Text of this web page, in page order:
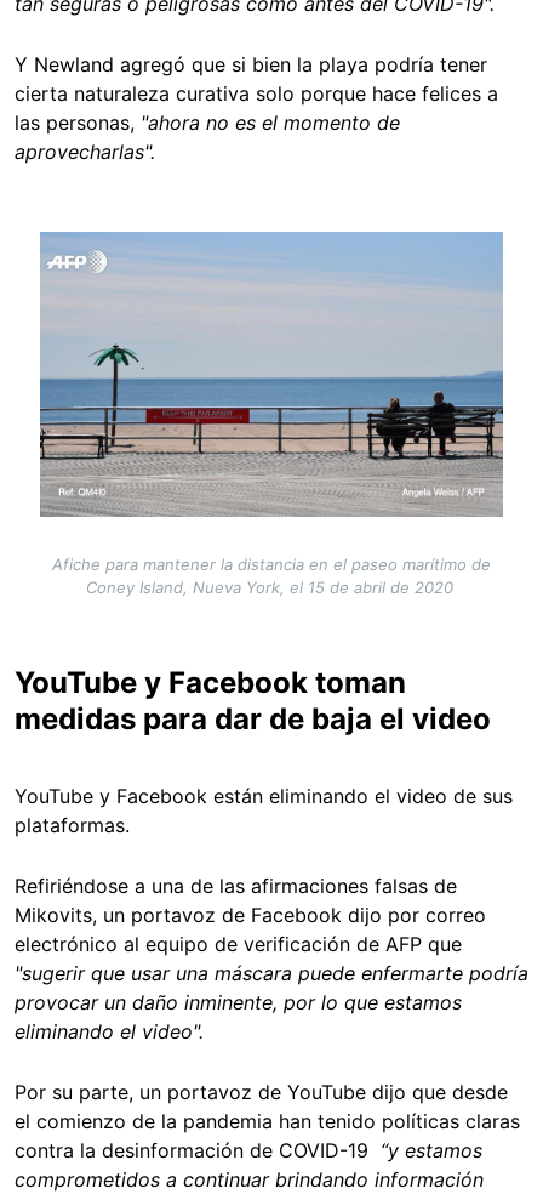
Y Newland agregó que si bien la playa podría tener
cierta naturaleza curativa solo porque hace felices a
las personas, "ahora no es el momento de
aprovecharlas".
Afiche para mantener la distancia en el paseo marítimo de
Coney Island, Nueva York, el 15 de abril de 2020
YouTube y Facebook toman
medidas para dar de baja el video
YouTube y Facebook están eliminando el video de sus
plataformas.
Refiriéndose a una de las afirmaciones falsas de
Mikovits, un portavoz de Facebook dijo por correo
electrónico al equipo de verificación de AFP que
"sugerir que usar una máscara puede enfermarte podría
provocar un daño inminente, por lo que estamos
eliminando el video".
Por su parte, un portavoz de YouTube dijo que desde
el comienzo de la pandemia han tenido políticas claras
contra la desinformación de COVID-19 “y estamos
comprometidos a continuar brindando información